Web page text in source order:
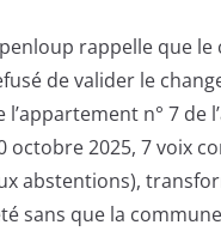
rappelle que le
de valider le
n° 7 de
octobre 2025, 7 voix
abstentions),
sans que la